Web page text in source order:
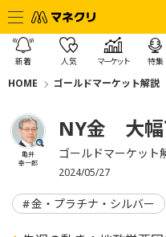
新着 人気 マーケット 特集
HOME ゴールドマーケット解説
亀井
幸一郎
NY金 大幅
ゴールドマーケット
2024/05/27
金・プラチナ・シルバー